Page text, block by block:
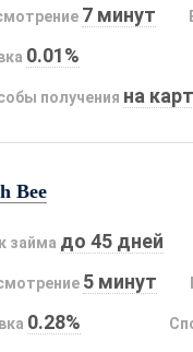
7 минут
0.01%
получения на
Bee
займа до 45 дней
5 минут
0.28%